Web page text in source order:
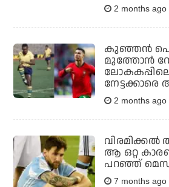
2 months ago
കുഞ്ഞന്‍
മുത്തോന്‍
നേട്ടക്കാരെ
2 months ago
വിരമിക്കല്‍
ആ ഒറ്റ
പറഞ്ഞ്
7 months ago